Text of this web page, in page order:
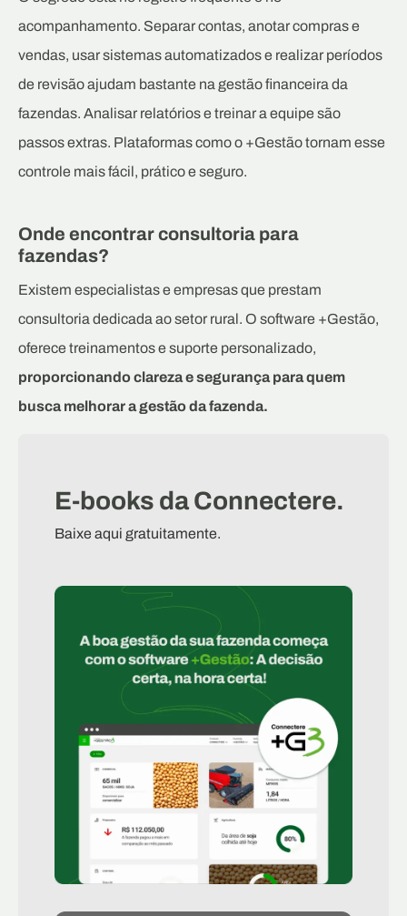
acompanhamento. Separar contas, anotar compras e
vendas, usar sistemas automatizados e realizar períodos
de revisão ajudam bastante na gestão financeira da
fazendas. Analisar relatórios e treinar a equipe são
passos extras. Plataformas como o +Gestão tornam esse
controle mais fácil, prático e seguro.
Onde encontrar consultoria para
fazendas?
Existem especialistas e empresas que prestam
consultoria dedicada ao setor rural. O software +Gestão,
oferece treinamentos e suporte personalizado,
proporcionando clareza e segurança para quem
busca melhorar a gestão da fazenda.
E-books da Connectere.
Baixe aqui gratuitamente.